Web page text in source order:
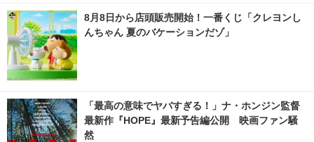
8月8日から店頭販売開始！一番くじ「クレヨンし
んちゃん 夏のバケーションだゾ」
「最高の意味でヤバすぎる！」ナ・ホンジン監督
最新作『HOPE』最新予告編公開 映画ファン騒
然